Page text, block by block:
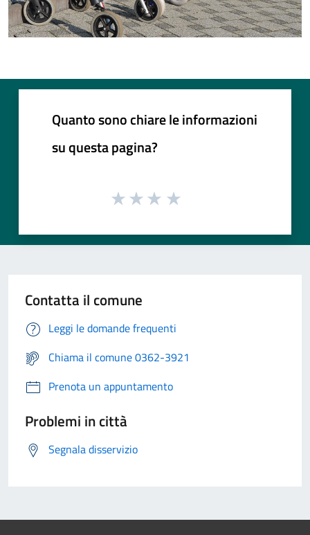
Quanto sono chiare le informazioni
su questa pagina?
Contatta il comune
Leggi le domande frequenti
Chiama il comune 0362-3921
Prenota un appuntamento
Problemi in città
Segnala disservizio